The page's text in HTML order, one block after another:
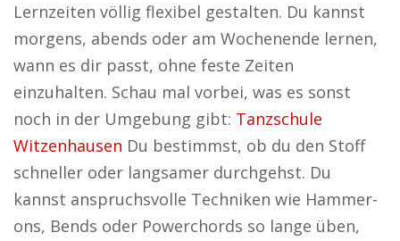
Lernzeiten völlig flexibel gestalten. Du kannst
morgens, abends oder am Wochenende lernen,
wann es dir passt, ohne feste Zeiten
einzuhalten. Schau mal vorbei, was es sonst
noch in der Umgebung gibt: Tanzschule
Witzenhausen Du bestimmst, ob du den Stoff
schneller oder langsamer durchgehst. Du
kannst anspruchsvolle Techniken wie Hammer-
ons, Bends oder Powerchords so lange üben,